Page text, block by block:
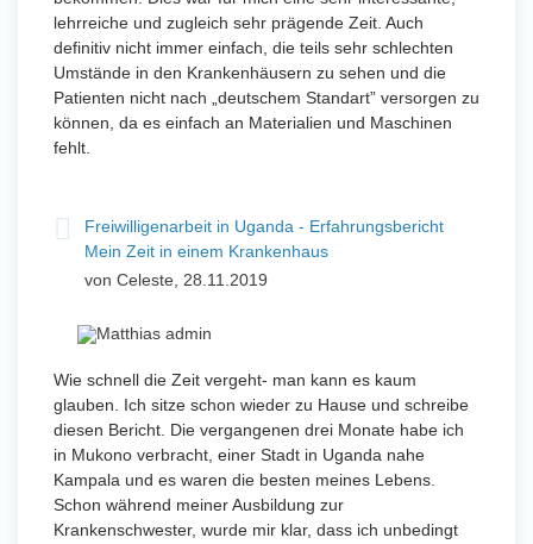
lehrreiche und zugleich sehr prägende Zeit. Auch
definitiv nicht immer einfach, die teils sehr schlechten
Umstände in den Krankenhäusern zu sehen und die
Patienten nicht nach „deutschem Standart” versorgen zu
können, da es einfach an Materialien und Maschinen
fehlt.
Freiwilligenarbeit in Uganda - Erfahrungsbericht
Mein Zeit in einem Krankenhaus
von Celeste, 28.11.2019
Wie schnell die Zeit vergeht- man kann es kaum
glauben. Ich sitze schon wieder zu Hause und schreibe
diesen Bericht. Die vergangenen drei Monate habe ich
in Mukono verbracht, einer Stadt in Uganda nahe
Kampala und es waren die besten meines Lebens.
Schon während meiner Ausbildung zur
Krankenschwester, wurde mir klar, dass ich unbedingt